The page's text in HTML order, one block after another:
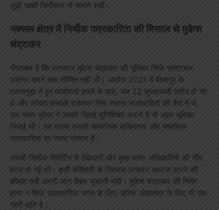
जुड़ी खबरें निर्भीकता से सामने रखीं।
नक्सल क्षेत्र में निर्भीक पत्रकारिता की मिसाल थे मुकेश
चंद्राकर
गौरतलब है कि पत्रकार मुकेश चंद्राकर की भूमिका सिर्फ भ्रष्टाचार
उजागर करने तक सीमित नहीं थी। अप्रैल 2021 में बीजापुर के
टकलगुड़ा में हुए माओवादी हमले के बाद, जब 22 सुरक्षाकर्मी शहीद हो गए
थे और कोबरा कमांडो राकेश्वर सिंह मन्हास माओवादियों की कैद में थे,
उस समय मुकेश ने उनकी रिहाई सुनिश्चित कराने में भी अहम भूमिका
निभाई थी। यह घटना उनकी सामाजिक सक्रियता और साहसिक
पत्रकारिता का स्पष्ट प्रमाण है।
उनकी निर्भीक रिपोर्टिंग से ठेकेदारों और कुछ भ्रष्ट अधिकारियों की नींद
हराम हो गई थी। इन्हीं शक्तियों के खिलाफ लगातार आवाज़ उठाने की
कीमत उन्हें अपनी जान देकर चुकानी पड़ी। मुकेश चंद्राकर की निर्मम
हत्या न सिर्फ पत्रकारिता जगत के लिए, बल्कि लोकतंत्र के लिए भी एक
गहरी क्षति है।